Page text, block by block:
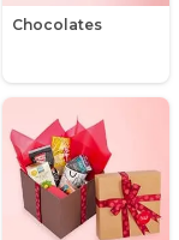
Chocolates